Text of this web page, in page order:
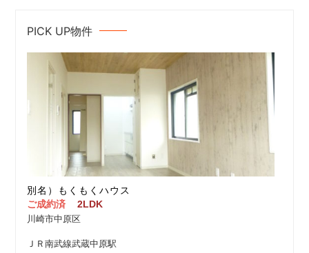
PICK UP物件
別名）もくもくハウス
ご成約済
2LDK
川崎市中原区
ＪＲ南武線武蔵中原駅